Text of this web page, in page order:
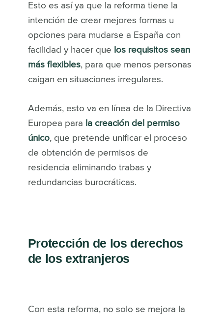
Esto es así ya que la reforma tiene la
intención de crear mejores formas u
opciones para mudarse a España con
facilidad y hacer que los requisitos sean
más flexibles, para que menos personas
caigan en situaciones irregulares.
Además, esto va en línea de la Directiva
Europea para la creación del permiso
único, que pretende unificar el proceso
de obtención de permisos de
residencia eliminando trabas y
redundancias burocráticas.
Protección de los derechos
de los extranjeros
Con esta reforma, no solo se mejora la